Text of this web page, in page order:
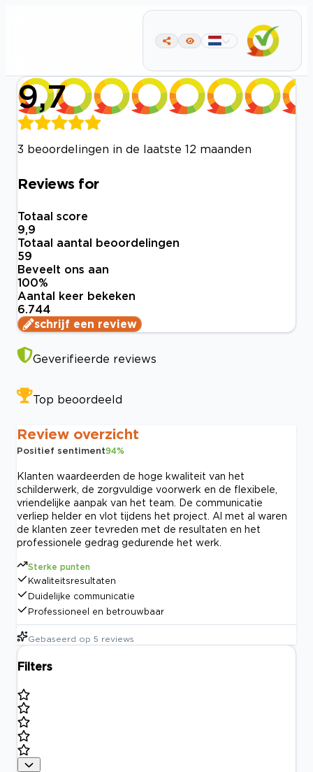
9,7
3 beoordelingen in de laatste 12 maanden
Reviews for
Totaal score
9,9
Totaal aantal beoordelingen
59
Beveelt ons aan
100%
Aantal keer bekeken
6.744
schrijf een review
Geverifieerde reviews
Top beoordeeld
Review overzicht
Positief sentiment94%
Klanten waardeerden de hoge kwaliteit van het
schilderwerk, de zorgvuldige voorwerk en de flexibele,
vriendelijke aanpak van het team. De communicatie
verliep helder en vlot tijdens het project. Al met al waren
de klanten zeer tevreden met de resultaten en het
professionele gedrag gedurende het werk.
Sterke punten
Kwaliteitsresultaten
Duidelijke communicatie
Professioneel en betrouwbaar
Gebaseerd op 5 reviews
Filters